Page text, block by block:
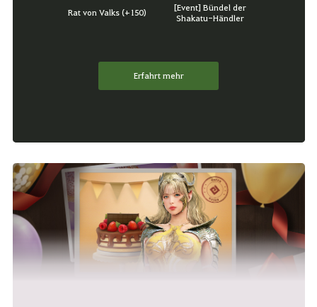
Rat von Valks (+150)
[Event] Bündel der
Shakatu-Händler
Erfahrt mehr